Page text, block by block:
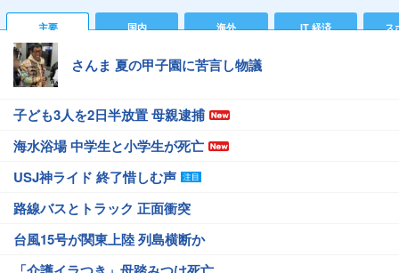
主要 国内 海外 IT 経済 ス
さんま 夏の甲子園に苦言し物議
子ども3人を2日半放置 母親逮捕
海水浴場 中学生と小学生が死亡
USJ神ライド 終了惜しむ声
路線バスとトラック 正面衝突
台風15号が関東上陸 列島横断か